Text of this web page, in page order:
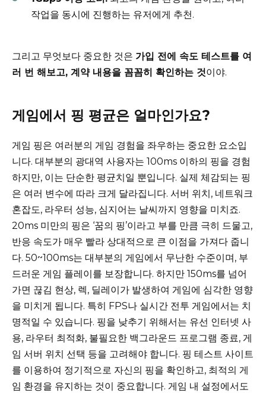
작업을 동시에 진행하는 유저에게 추천.
그리고 무엇보다 중요한 것은 가입 전에 속도 테스트를 여
러 번 해보고, 계약 내용을 꼼꼼히 확인하는 것이야.
게임에서 핑 평균은 얼마인가요?
게임 핑은 여러분의 게임 경험을 좌우하는 중요한 요소입
니다. 대부분의 광대역 사용자는 100ms 이하의 핑을 경험
하지만, 이는 단순한 평균치일 뿐입니다. 실제 체감되는 핑
은 여러 변수에 따라 크게 달라집니다. 서버 위치, 네트워크
혼잡도, 라우터 성능, 심지어는 날씨까지 영향을 미치죠.
20ms 미만의 핑은 ‘꿈의 핑’이라고 부를 만큼 극히 드물고,
반응 속도가 매우 빨라 상대적으로 큰 이점을 가져다 줍니
다. 50~100ms는 대부분의 게임에서 무난한 수준이며, 부
드러운 게임 플레이를 보장합니다. 하지만 150ms를 넘어
가면 끊김 현상, 렉, 딜레이가 발생하여 게임에 심각한 영향
을 미치게 됩니다. 특히 FPS나 실시간 전투 게임에서는 치
명적일 수 있습니다. 핑을 낮추기 위해서는 유선 인터넷 사
용, 라우터 최적화, 불필요한 백그라운드 프로그램 종료, 게
임 서버 위치 선택 등을 고려해야 합니다. 핑 테스트 사이트
를 이용하여 정기적으로 자신의 핑을 확인하고, 최적의 게
임 환경을 유지하는 것이 중요합니다. 게임 내 설정에서도